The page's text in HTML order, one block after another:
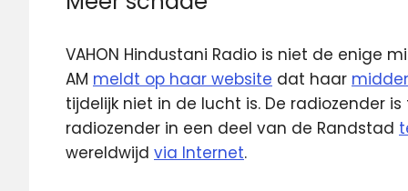
VAHON Hindustani Radio is niet de enige
AM meldt op haar website dat haar
tijdelijk niet in de lucht is. De radiozender
radiozender in een deel van de Randstad
wereldwijd via Internet.